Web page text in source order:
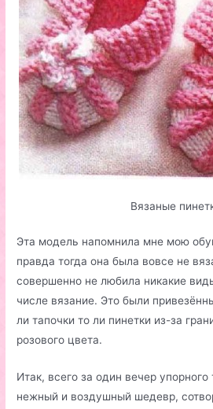
Вязаные
Эта модель напомнила мне мою
правда тогда она была вовсе не
совершенно не любила никакие
числе вязание. Это были
ли тапочки то ли пинетки из-за
розового цвета.
Итак, всего за один вечер
нежный и воздушный шедевр,